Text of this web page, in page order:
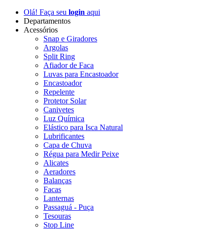
Olá! Faça seu login aqui
Departamentos
Acessórios
Snap e Giradores
Argolas
Split Ring
Afiador de Faca
Luvas para Encastoador
Encastoador
Repelente
Protetor Solar
Canivetes
Luz Química
Elástico para Isca Natural
Lubrificantes
Capa de Chuva
Régua para Medir Peixe
Alicates
Aeradores
Balanças
Facas
Lanternas
Passaguá - Puça
Tesouras
Stop Line